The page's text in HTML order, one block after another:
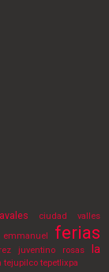
ciudad valles
emmanuel ferias
juventino rosas
la
tejupilco tepetlixpa